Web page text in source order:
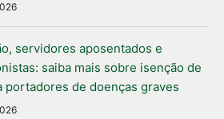
servidores aposentados e
saiba mais sobre isenção de
portadores de doenças graves